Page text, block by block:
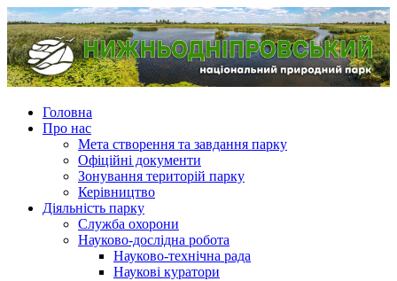
Головна
Про нас
Мета створення та завдання парку
Офіційні документи
Зонування територій парку
Керівництво
Діяльність парку
Служба охорони
Науково-дослідна робота
Науково-технічна рада
Наукові куратори